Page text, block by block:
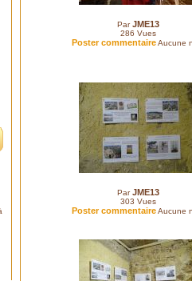
ParJME13
286 Vues
Poster commentaireAucune
ParJME13
303 Vues
Poster commentaireAucune